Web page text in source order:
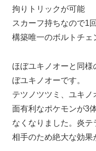
拘りトリックが可能
スカーフ持ちなので1
構築唯一のボルトチェ
ほぼユキノオーと同
ぼユキノオーです。
テツノツツミ、ユキ
面有利なポケモンが3
なくなりました。炎
相手のため絶大な効果